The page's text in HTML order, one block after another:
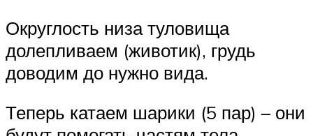
Округлость низа туловища
долепливаем (животик), грудь
доводим до нужно вида.
Теперь катаем шарики (5 пар) – они